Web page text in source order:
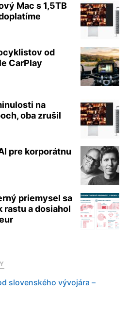
Mac s 1,5TB
od
CarPlay
na
oba zrušil
pre korporátnu
priemysel sa
rastu a dosiahol
slovenského vývojára –